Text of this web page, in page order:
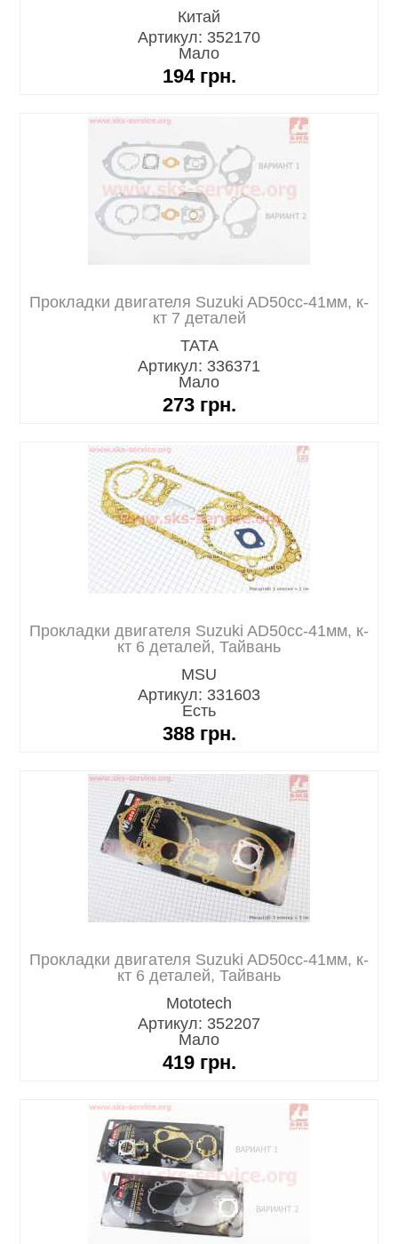
Китай
Артикул: 352170
Мало
194 грн.
Прокладки двигателя Suzuki AD50cc-41мм, к-
кт 7 деталей
TATA
Артикул: 336371
Мало
273 грн.
Прокладки двигателя Suzuki AD50cc-41мм, к-
кт 6 деталей, Тайвань
MSU
Артикул: 331603
Есть
388 грн.
Прокладки двигателя Suzuki AD50cc-41мм, к-
кт 6 деталей, Тайвань
Mototech
Артикул: 352207
Мало
419 грн.